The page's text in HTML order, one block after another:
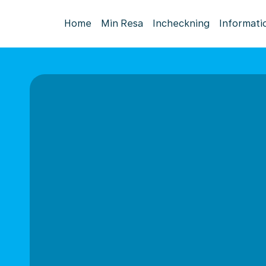
Home Min Resa Incheckning